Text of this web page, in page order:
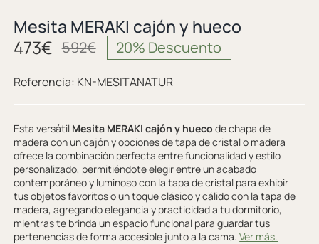
Mesita MERAKI cajón y hueco
592€
473€ 20% Descuento
Referencia: KN-MESITANATUR
Esta versátil Mesita MERAKI cajón y hueco de chapa de
madera con un cajón y opciones de tapa de cristal o madera
ofrece la combinación perfecta entre funcionalidad y estilo
personalizado, permitiéndote elegir entre un acabado
contemporáneo y luminoso con la tapa de cristal para exhibir
tus objetos favoritos o un toque clásico y cálido con la tapa de
madera, agregando elegancia y practicidad a tu dormitorio,
mientras te brinda un espacio funcional para guardar tus
pertenencias de forma accesible junto a la cama.Ver más.